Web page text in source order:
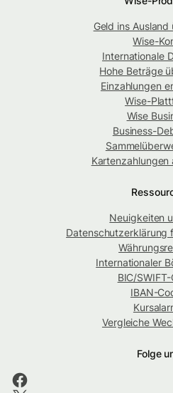
Geld ins Ausland
Wise-
Internationale
Hohe Beträge
Einzahlungen
Wise-
Wise
Business-
Kartenzahlungen
Neuigkeiten
Datenschutzerklärung
Internationaler
BIC/
IBAN-
Vergleiche
Folge